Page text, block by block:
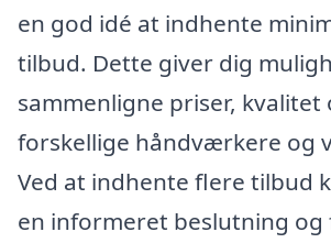
en god idé at indhente
tilbud. Dette giver dig
sammenligne priser, kvalitet
forskellige håndværkere og
Ved at indhente flere tilbud
en informeret beslutning og